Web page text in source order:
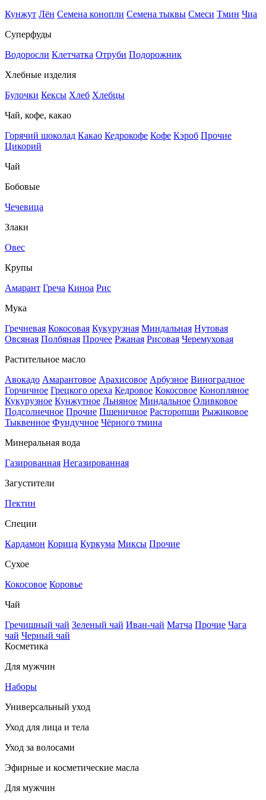
Кунжут Лён Семена конопли Семена тыквы Смеси Тмин Чиа
Суперфуды
Водоросли Клетчатка Отруби Подорожник
Хлебные изделия
Булочки Кексы Хлеб Хлебцы
Чай, кофе, какао
Горячий шоколад Какао Кедрокофе Кофе Кэроб Прочие
Цикорий
Чай
Бобовые
Чечевица
Злаки
Овес
Крупы
Амарант Греча Киноа Рис
Мука
Гречневая Кокосовая Кукурузная Миндальная Нутовая
Овсяная Полбяная Прочее Ржаная Рисовая Черемуховая
Растительное масло
Авокадо Амарантовое Арахисовое Арбузное Виноградное
Горчичное Грецкого ореха Кедровое Кокосовое Конопляное
Кукурузное Кунжутное Льняное Миндальное Оливковое
Подсолнечное Прочие Пшеничное Расторопши Рыжиковое
Тыквенное Фундучное Чёрного тмина
Минеральная вода
Газированная Негазированная
Загустители
Пектин
Специи
Кардамон Корица Куркума Миксы Прочие
Сухое
Кокосовое Коровье
Чай
Гречишный чай Зеленый чай Иван-чай Матча Прочие Чага
чай Черный чай
Косметика
Для мужчин
Наборы
Универсальный уход
Уход для лица и тела
Уход за волосами
Эфирные и косметические масла
Для мужчин